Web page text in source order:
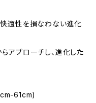
快適性を損なわない進化
アプローチし、進化した
61cm)